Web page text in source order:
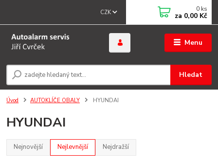
Menu
CZK
Hledat
0 ks
za 0,00 Kč
Úvod AUTOKLÍČE OBALY HYUNDAI
HYUNDAI
Nejnovější Nejlevnější Nejdražší